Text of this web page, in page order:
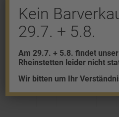
Millionen Unzen
Eintrag teilen
Kein
29.7. + 5.8.
Am 29.7. + 5.8. findet unser
Rheinstetten leider nicht
Wir bitten um Ihr